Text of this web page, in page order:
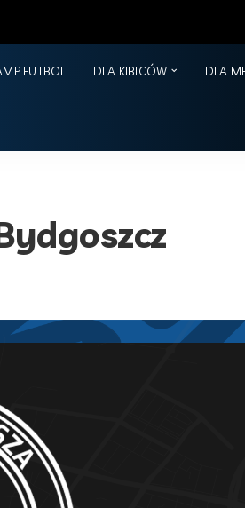
FUTBOL DLA KIBICÓW DLA